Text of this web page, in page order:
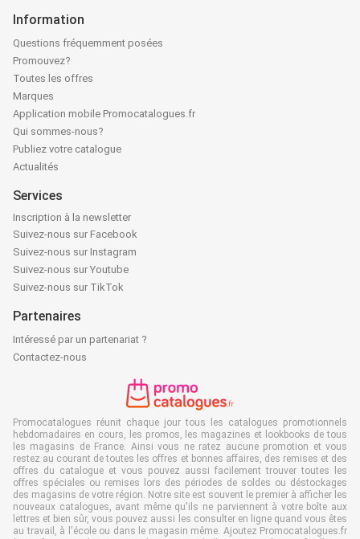
Information
Questions fréquemment posées
Promouvez?
Toutes les offres
Marques
Application mobile Promocatalogues.fr
Qui sommes-nous?
Publiez votre catalogue
Actualités
Services
Inscription à la newsletter
Suivez-nous sur Facebook
Suivez-nous sur Instagram
Suivez-nous sur Youtube
Suivez-nous sur TikTok
Partenaires
Intéressé par un partenariat ?
Contactez-nous
Promocatalogues réunit chaque jour tous les catalogues promotionnels
hebdomadaires en cours, les promos, les magazines et lookbooks de tous
les magasins de France. Ainsi vous ne ratez aucune promotion et vous
restez au courant de toutes les offres et bonnes affaires, des remises et des
offres du catalogue et vous pouvez aussi facilement trouver toutes les
offres spéciales ou remises lors des périodes de soldes ou déstockages
des magasins de votre région. Notre site est souvent le premier à afficher les
nouveaux catalogues, avant même qu'ils ne parviennent à votre boîte aux
lettres et bien sûr, vous pouvez aussi les consulter en ligne quand vous êtes
au travail, à l'école ou dans le magasin même. Ajoutez Promocatalogues.fr